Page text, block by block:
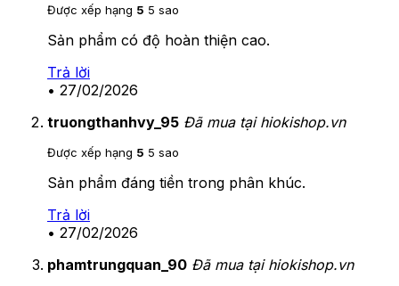
Được xếp hạng 5 5 sao
Sản phẩm có độ hoàn thiện cao.
Trả lời
• 27/02/2026
truongthanhvy_95 Đã mua tại hiokishop.vn
Được xếp hạng 5 5 sao
Sản phẩm đáng tiền trong phân khúc.
Trả lời
• 27/02/2026
phamtrungquan_90 Đã mua tại hiokishop.vn